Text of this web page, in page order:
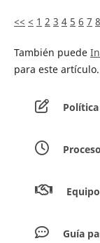
<< < 1 2 3 4 5 6 7 8
También puede
para este artículo.
Guía